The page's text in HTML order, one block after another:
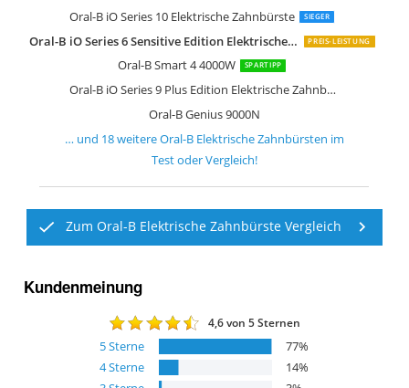
Oral-B iO Series 10 Elektrische Zahnbürste SIEGER
Oral-B iO Series 6 Sensitive Edition Elektrische Zahnbürste PREIS-LEISTUNG
Oral-B Smart 4 4000W SPARTIPP
Oral-B iO Series 9 Plus Edition Elektrische Zahnbürste
Oral-B Genius 9000N
Oral-B Genius 9900
Oral-B Smart 6 6200W
Oral-B Pro 6400 SmartSeries
Oral-B Genius 8000N
Oral-B iO Series 8 Elektrische
Oral-B iO Series 7 Elektrische
Oral-B Pro 6000 SmartSeries
Oral-B iO Series 6 Elektrische
Oral-B Smart 5 5000N
Oral-B Pro 3000
Oral-B Pro 2 2900
Oral-B SmartSeries 5000
Oral-B Pulsonic Slim
Oral-B Pro 600
Oral-B Pro 900
Oral-B TriZone 600
Oral-B Vitality
… und 18weitereOral-B Elektrische Zahnbürsten im
Test oder Vergleich!
Zum Oral-B Elektrische Zahnbürste Vergleich
Kundenmeinung
4,6von 5 Sternen
5Sterne 77%
4Sterne 14%